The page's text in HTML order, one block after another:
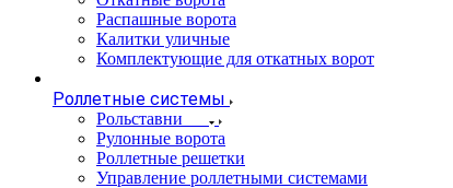
Распашные ворота
Калитки уличные
Комплектующие для откатных ворот
Роллетные системы
Рольставни
Рулонные ворота
Роллетные решетки
Управление роллетными системами